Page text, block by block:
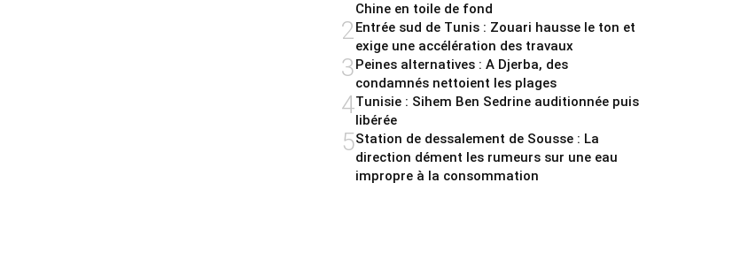
Chine en toile de fond
2Entrée sud de Tunis : Zouari hausse le ton et
exige une accélération des travaux
3Peines alternatives : A Djerba, des
condamnés nettoient les plages
4Tunisie : Sihem Ben Sedrine auditionnée puis
libérée
5Station de dessalement de Sousse : La
direction dément les rumeurs sur une eau
impropre à la consommation